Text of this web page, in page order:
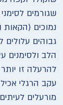
שגורמים
נמוכים (הקאות
גבוהים עלולים
הלב ולסימנים
להרעלה זו
עקב הרגלי
מורעלים